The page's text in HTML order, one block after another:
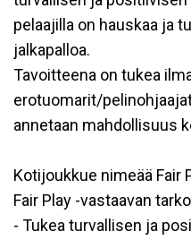
pelaajilla on hauskaa ja
jalkapalloa.
Tavoitteena on tukea
erotuomarit/
annetaan mahdollisuus
Kotijoukkue nimeää Fair
Fair Play -vastaavan
- Tukea turvallisen ja